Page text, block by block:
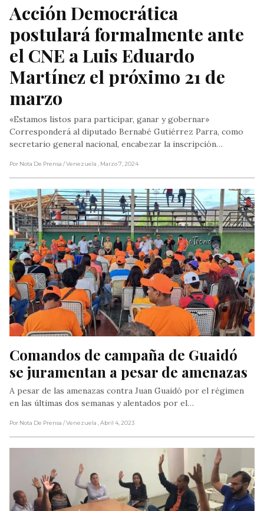
Acción Democrática
postulará formalmente ante
el CNE a Luis Eduardo
Martínez el próximo 21 de
marzo
«Estamos listos para participar, ganar y gobernar»
Corresponderá al diputado Bernabé Gutiérrez Parra, como
secretario general nacional, encabezar la inscripción…
Por Nota De Prensa / Venezuela , Marzo 7, 2024
Comandos de campaña de Guaidó
se juramentan a pesar de amenazas
A pesar de las amenazas contra Juan Guaidó por el régimen
en las últimas dos semanas y alentados por el…
Por Nota De Prensa / Venezuela , Abril 4, 2023